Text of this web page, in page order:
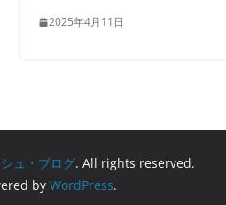
2025年4月11日
ュ・ブログ. All rights reserved.
by WordPress.